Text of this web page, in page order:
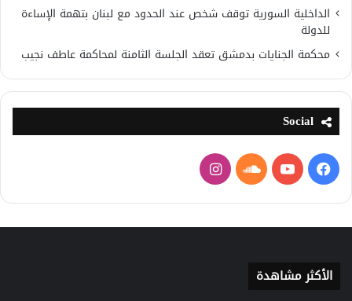
الداخلية السورية توقف شخص عند الحدود مع لبنان بتهمة الإساءة
للدولة
محكمة الجنايات بدمشق تعقد الجلسة الثامنة لمحاكمة عاطف نجيب
Social
فيسبوكيوتيوبساوند
كلاود
انستقرام
الأكثر مشاهدة